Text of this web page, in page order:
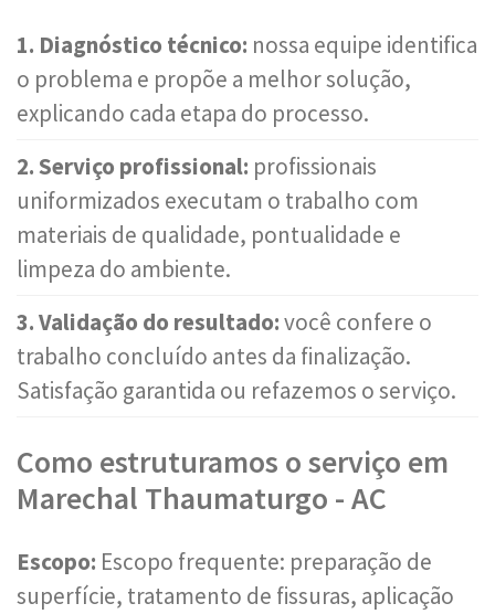
1. Diagnóstico técnico: nossa equipe identifica
o problema e propõe a melhor solução,
explicando cada etapa do processo.
2. Serviço profissional: profissionais
uniformizados executam o trabalho com
materiais de qualidade, pontualidade e
limpeza do ambiente.
3. Validação do resultado:você confere o
trabalho concluído antes da finalização.
Satisfação garantida ou refazemos o serviço.
Como estruturamos o serviço em
Marechal Thaumaturgo - AC
Escopo: Escopo frequente: preparação de
superfície, tratamento de fissuras, aplicação